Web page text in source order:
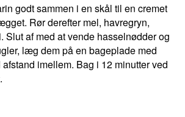
godt sammen i en skål til en cremet
Rør derefter mel, havregryn,
Slut af med at vende hasselnødder og
læg dem på en bageplade med
imellem. Bag i 12 minutter ved